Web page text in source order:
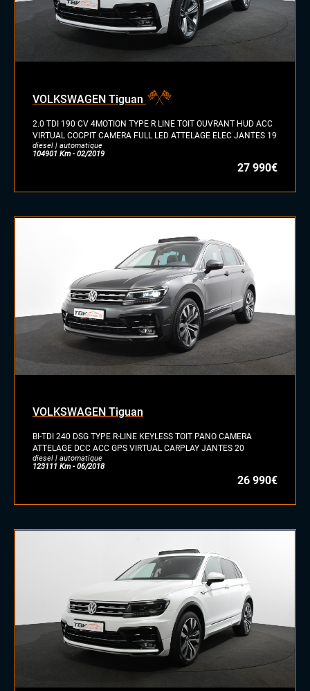
VOLKSWAGEN Tiguan
2.0 TDI 190 CV 4MOTION TYPE R LINE TOIT OUVRANT HUD ACC
VIRTUAL COCPIT CAMERA FULL LED ATTELAGE ELEC JANTES 19
diesel | automatique
104901 Km - 02/2019
27 990€
VOLKSWAGEN Tiguan
BI-TDI 240 DSG TYPE R-LINE KEYLESS TOIT PANO CAMERA
ATTELAGE DCC ACC GPS VIRTUAL CARPLAY JANTES 20
diesel | automatique
123111 Km - 06/2018
26 990€